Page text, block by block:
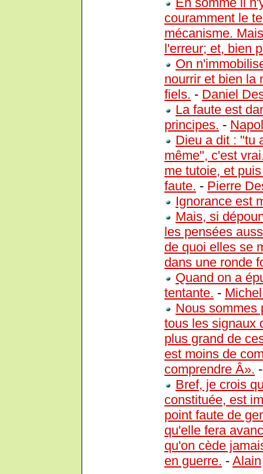
couramment le
mécanisme.
l'erreur; et, bien
On
nourrir et bien la
fiels. - Daniel
La faute est
principes. -
Dieu a dit : "tu
même", c'est
me tutoie, et
faute. - Pierre
Ignorance est
Mais, si
les pensées
de quoi elles se
dans une ronde
Quand on a
tentante. -
Nous sommes
tous les signaux
plus grand de
est moins de
comprendre Â».
Bref, je crois
constituée, est
point faute de
qu'elle fera
qu'on cède
en guerre. - Alain